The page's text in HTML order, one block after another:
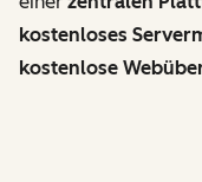
kostenloses
kostenlose